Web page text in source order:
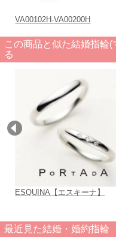
VA00102H-VA00200H
この商品と似た結婚指輪
る
ESQUINA【エスキーナ】
最近見た結婚・婚約指輪